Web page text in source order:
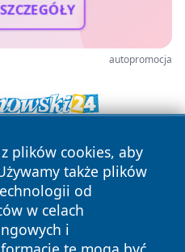
autopromocja
plików cookies, aby
także plików
od
w celach
i
Wszystkie prawa